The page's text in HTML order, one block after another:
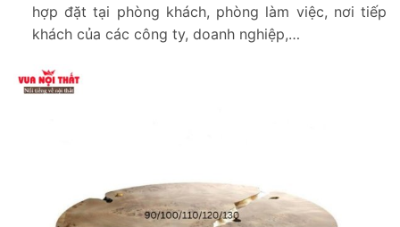
hợp đặt tại phòng khách, phòng làm việc, nơi tiếp
khách của các công ty, doanh nghiệp,…